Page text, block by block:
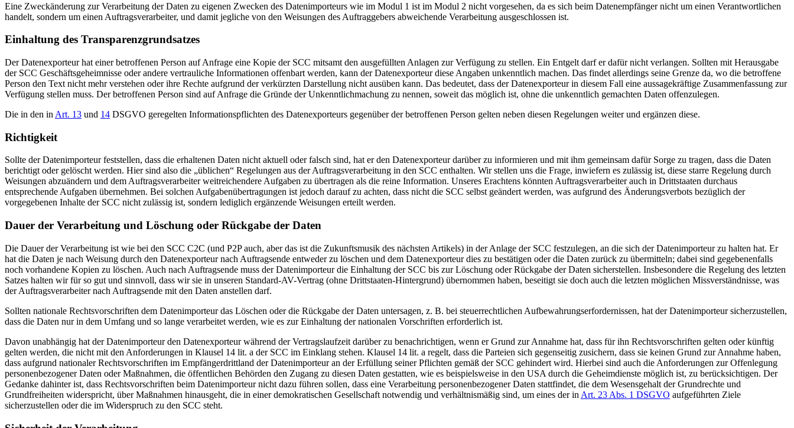
Eine Zweckänderung zur Verarbeitung der Daten zu eigenen Zwecken des Datenimporteurs wie im Modul 1 ist im Modul 2 nicht vorgesehen, da es sich beim Datenempfänger nicht um einen Verantwortlichen
handelt, sondern um einen Auftragsverarbeiter, und damit jegliche von den Weisungen des Auftraggebers abweichende Verarbeitung ausgeschlossen ist.
Einhaltung des Transparenzgrundsatzes
Der Datenexporteur hat einer betroffenen Person auf Anfrage eine Kopie der SCC mitsamt den ausgefüllten Anlagen zur Verfügung zu stellen. Ein Entgelt darf er dafür nicht verlangen. Sollten mit Herausgabe
der SCC Geschäftsgeheimnisse oder andere vertrauliche Informationen offenbart werden, kann der Datenexporteur diese Angaben unkenntlich machen. Das findet allerdings seine Grenze da, wo die betroffene
Person den Text nicht mehr verstehen oder ihre Rechte aufgrund der verkürzten Darstellung nicht ausüben kann. Das bedeutet, dass der Datenexporteur in diesem Fall eine aussagekräftige Zusammenfassung zur
Verfügung stellen muss. Der betroffenen Person sind auf Anfrage die Gründe der Unkenntlichmachung zu nennen, soweit das möglich ist, ohne die unkenntlich gemachten Daten offenzulegen.
Die in den in Art. 13 und 14 DSGVO geregelten Informationspflichten des Datenexporteurs gegenüber der betroffenen Person gelten neben diesen Regelungen weiter und ergänzen diese.
Richtigkeit
Sollte der Datenimporteur feststellen, dass die erhaltenen Daten nicht aktuell oder falsch sind, hat er den Datenexporteur darüber zu informieren und mit ihm gemeinsam dafür Sorge zu tragen, dass die Daten
berichtigt oder gelöscht werden. Hier sind also die „üblichen“ Regelungen aus der Auftragsverarbeitung in den SCC enthalten. Wir stellen uns die Frage, inwiefern es zulässig ist, diese starre Regelung durch
Weisungen abzuändern und dem Auftragsverarbeiter weitreichendere Aufgaben zu übertragen als die reine Information. Unseres Erachtens könnten Auftragsverarbeiter auch in Drittstaaten durchaus
entsprechende Aufgaben übernehmen. Bei solchen Aufgabenübertragungen ist jedoch darauf zu achten, dass nicht die SCC selbst geändert werden, was aufgrund des Änderungsverbots bezüglich der
vorgegebenen Inhalte der SCC nicht zulässig ist, sondern lediglich ergänzende Weisungen erteilt werden.
Dauer der Verarbeitung und Löschung oder Rückgabe der Daten
Die Dauer der Verarbeitung ist wie bei den SCC C2C (und P2P auch, aber das ist die Zukunftsmusik des nächsten Artikels) in der Anlage der SCC festzulegen, an die sich der Datenimporteur zu halten hat. Er
hat die Daten je nach Weisung durch den Datenexporteur nach Auftragsende entweder zu löschen und dem Datenexporteur dies zu bestätigen oder die Daten zurück zu übermitteln; dabei sind gegebenenfalls
noch vorhandene Kopien zu löschen. Auch nach Auftragsende muss der Datenimporteur die Einhaltung der SCC bis zur Löschung oder Rückgabe der Daten sicherstellen. Insbesondere die Regelung des letzten
Satzes halten wir für so gut und sinnvoll, dass wir sie in unseren Standard-AV-Vertrag (ohne Drittstaaten-Hintergrund) übernommen haben, beseitigt sie doch auch die letzten möglichen Missverständnisse, was
der Auftragsverarbeiter nach Auftragsende mit den Daten anstellen darf.
Sollten nationale Rechtsvorschriften dem Datenimporteur das Löschen oder die Rückgabe der Daten untersagen, z. B. bei steuerrechtlichen Aufbewahrungserfordernissen, hat der Datenimporteur sicherzustellen,
dass die Daten nur in dem Umfang und so lange verarbeitet werden, wie es zur Einhaltung der nationalen Vorschriften erforderlich ist.
Davon unabhängig hat der Datenimporteur den Datenexporteur während der Vertragslaufzeit darüber zu benachrichtigen, wenn er Grund zur Annahme hat, dass für ihn Rechtsvorschriften gelten oder künftig
gelten werden, die nicht mit den Anforderungen in Klausel 14 lit. a der SCC im Einklang stehen. Klausel 14 lit. a regelt, dass die Parteien sich gegenseitig zusichern, dass sie keinen Grund zur Annahme haben,
dass aufgrund nationaler Rechtsvorschriften im Empfängerdrittland der Datenimporteur an der Erfüllung seiner Pflichten gemäß der SCC gehindert wird. Hierbei sind auch die Anforderungen zur Offenlegung
personenbezogener Daten oder Maßnahmen, die öffentlichen Behörden den Zugang zu diesen Daten gestatten, wie es beispielsweise in den USA durch die Geheimdienste möglich ist, zu berücksichtigen. Der
Gedanke dahinter ist, dass Rechtsvorschriften beim Datenimporteur nicht dazu führen sollen, dass eine Verarbeitung personenbezogener Daten stattfindet, die dem Wesensgehalt der Grundrechte und
Grundfreiheiten widerspricht, über Maßnahmen hinausgeht, die in einer demokratischen Gesellschaft notwendig und verhältnismäßig sind, um eines der in Art. 23 Abs. 1 DSGVO aufgeführten Ziele
sicherzustellen oder die im Widerspruch zu den SCC steht.